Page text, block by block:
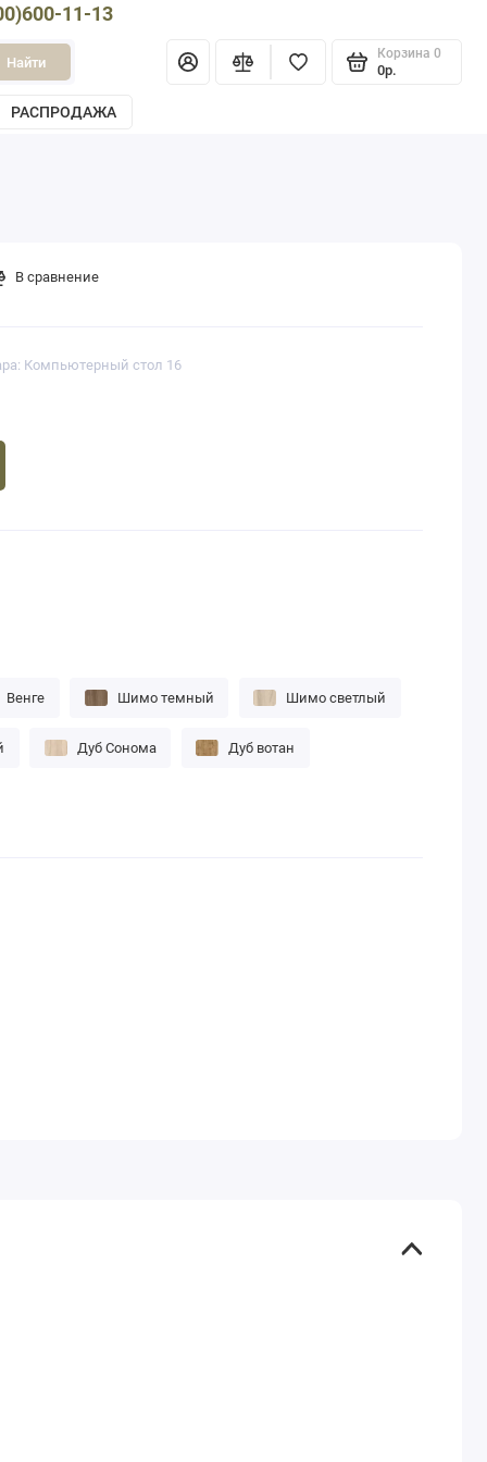
11-13
Найти
Корзина 0
0р.
РАСПРОДАЖА
Компьютерный стол 16
В сравнение
Венге Шимо темный Шимо светлый
Дуб Сонома Дуб вотан